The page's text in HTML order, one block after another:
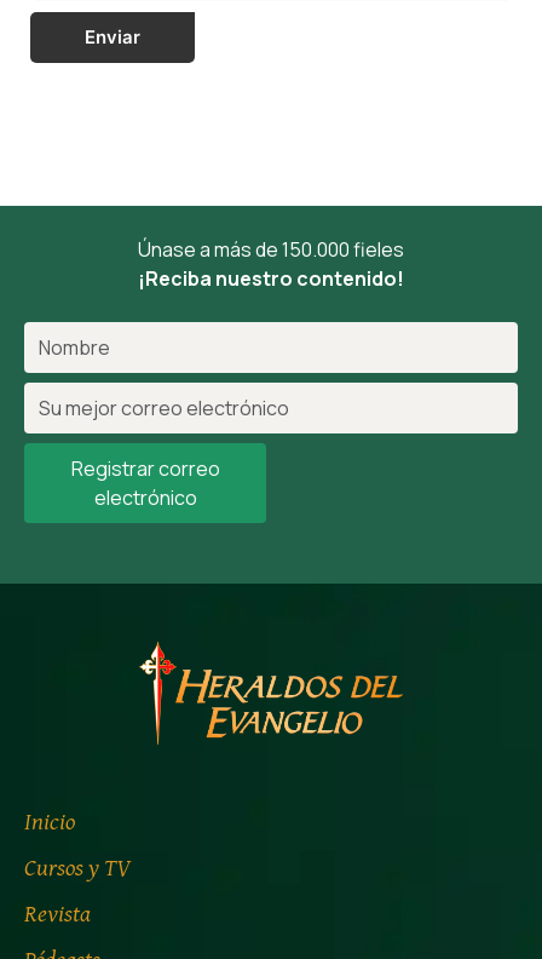
Enviar
Únase a más de 150.000 fieles
¡Reciba nuestro contenido!
Registrar correo
electrónico
Inicio
Cursos y TV
Revista